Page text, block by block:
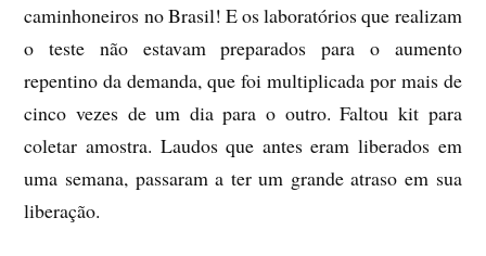
caminhoneiros no Brasil! E os laboratórios que realizam
o teste não estavam preparados para o aumento
repentino da demanda, que foi multiplicada por mais de
cinco vezes de um dia para o outro. Faltou kit para
coletar amostra. Laudos que antes eram liberados em
uma semana, passaram a ter um grande atraso em sua
liberação.